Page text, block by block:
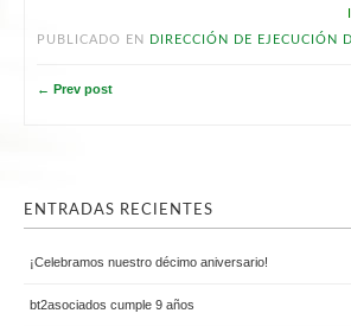
PUBLICADO EN
DIRECCIÓN DE EJECUCIÓN
← Prev post
ENTRADAS RECIENTES
¡Celebramos nuestro décimo aniversario!
bt2asociados cumple 9 años